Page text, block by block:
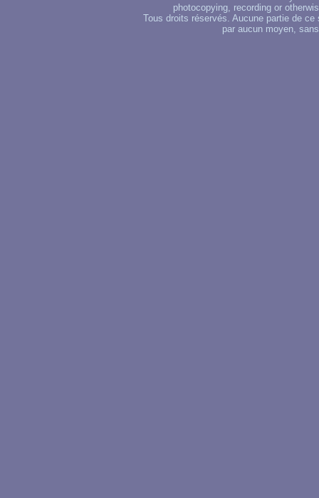
photocopying, recording or
Tous droits réservés. Aucune partie de
par aucun moyen,